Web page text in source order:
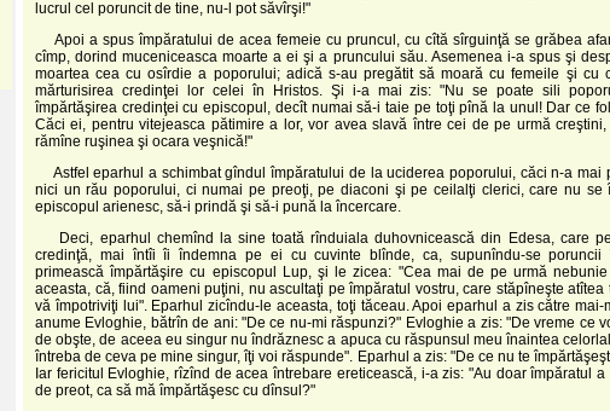
lucrul cel poruncit de tine, nu-l pot săvîrşi!"
Apoi a spus împăratului de acea femeie cu pruncul, cu cîtă sîrguinţă se grăbea
cîmp, dorind muceniceasca moarte a ei şi a pruncului său. Asemenea i-a spus şi
moartea cea cu osîrdie a poporului; adică s-au pregătit să moară cu femeile şi cu
mărturisirea credinţei lor celei în Hristos. Şi i-a mai zis: "Nu se poate sili
împărtăşirea credinţei cu episcopul, decît numai să-i taie pe toţi pînă la unul! Dar ce
Căci ei, pentru vitejeasca pătimire a lor, vor avea slavă între cei de pe urmă
rămîne ruşinea şi ocara veşnică!"
Astfel eparhul a schimbat gîndul împăratului de la uciderea poporului, căci n-a mai
nici un rău poporului, ci numai pe preoţi, pe diaconi şi pe ceilalţi clerici, care nu se
episcopul arienesc, să-i prindă şi să-i pună la încercare.
Deci, eparhul chemînd la sine toată rînduiala duhovnicească din Edesa, care
credinţă, mai întîi îi îndemna pe ei cu cuvinte blînde, ca, supunîndu-se poruncii
primească împărtăşire cu episcopul Lup, şi le zicea: "Cea mai de pe urmă
aceasta, că, fiind oameni puţini, nu ascultaţi pe împăratul vostru, care stăpîneşte atîtea
vă împotriviţi lui". Eparhul zicîndu-le aceasta, toţi tăceau. Apoi eparhul a zis către mai-
anume Evloghie, bătrîn de ani: "De ce nu-mi răspunzi?" Evloghie a zis: "De vreme ce
de obşte, de aceea eu singur nu îndrăznesc a apuca cu răspunsul meu înaintea
întreba de ceva pe mine singur, îţi voi răspunde". Eparhul a zis: "De ce nu te
Iar fericitul Evloghie, rîzînd de acea întrebare ereticească, i-a zis: "Au doar împăratul
de preot, ca să mă împărtăşesc cu dînsul?"